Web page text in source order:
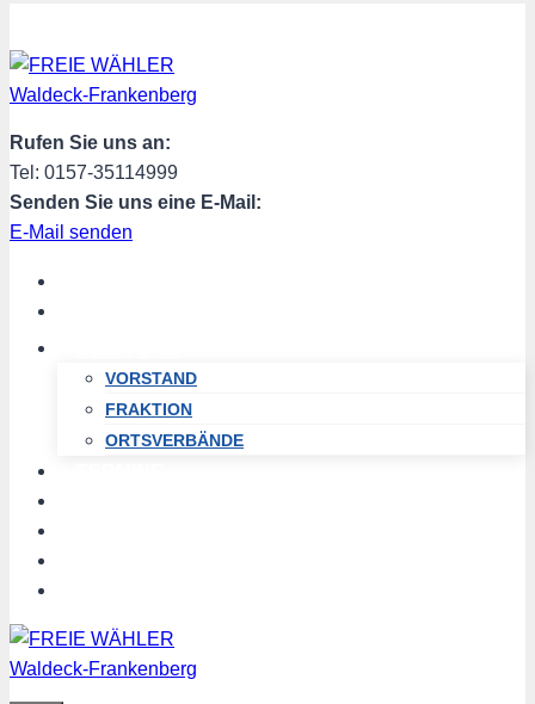
Inhalt
springen
Rufen Sie uns an:
Tel: 0157-35114999
Senden Sie uns eine E-Mail:
E-Mail senden
VORSTAND
FRAKTION
ORTSVERBÄNDE